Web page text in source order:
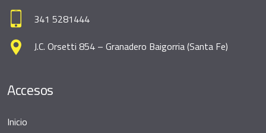
341 5281444
J.C. Orsetti 854 – Granadero Baigorria (Santa Fe)
Accesos
Inicio